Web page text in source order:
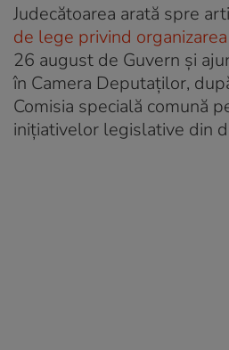
Judecătoarea arată spre
de lege privind
26 august de Guvern şi
în Camera Deputaţilor,
Comisia specială comună
iniţiativelor legislative din